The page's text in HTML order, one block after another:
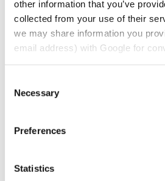
other information that you’ve
collected from your use of their
we may share information you
email address) with Google for
Selection
Necessary
Preferences
Statistics
MR450